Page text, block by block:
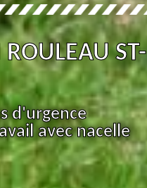
ROULEAU ST-
d'urgence
avec nacelle